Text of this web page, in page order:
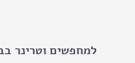
למחפשים וטרינר